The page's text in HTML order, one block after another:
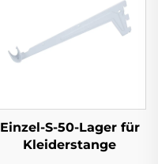
Einzel-S-50-Lager für
Kleiderstange